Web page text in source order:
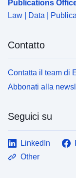
Publications
Law | Data |
Contatto
Contatta il team di
Abbonati alla
Seguici su
LinkedIn
Other